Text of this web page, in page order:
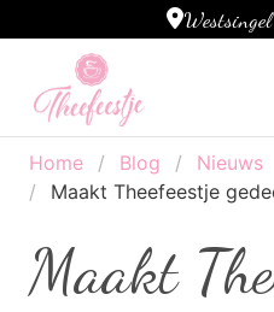
Ga naar de inhoud
Home Blog
Nieuws
Maakt Theefeestje
Maakt